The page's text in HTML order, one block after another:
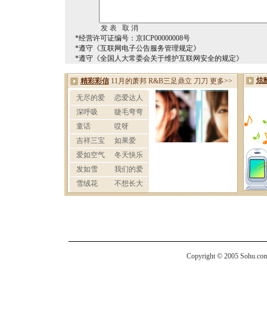
*经营许可证编号：京ICP00000008号
*遵守《互联网电子公告服务管理规定》
*遵守《全国人大常委会关于维护互联网安全的规定》
Copyright © 2005